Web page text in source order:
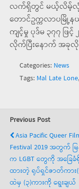
လက်ရှိတွင် မယ့်လိမ့်လုံစ
တောင်ဥက္ကလာပမြို့န
ကျင့်မှု ပုဒ်မ ၃၇၇ ဖြ
လိုက်ပြီးနောက် အခု
Categories: News
Tags: Mal Late Lone,
Previous Post
Asia Pacific Queer
Festival 2019 အတွက် မ
က LGBT တွေကို အခြေ
ထားတဲ့ ရုပ်ရှင်ဇာတ်ကား
ထဲမှ (၃)ကားကို ရွေးချယ်